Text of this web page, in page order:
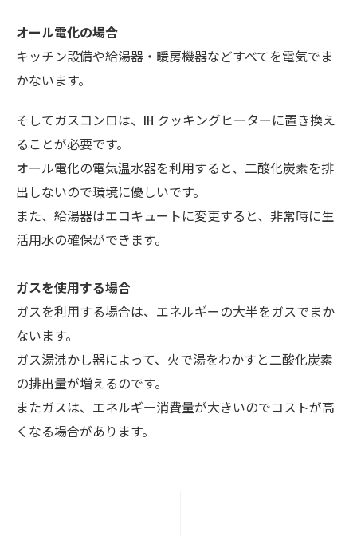
オール電化の場合
キッチン設備や給湯器・暖房機器などすべてを電気でま
かないます。
そしてガスコンロは、IH クッキングヒーターに置き換え
ることが必要です。
オール電化の電気温水器を利用すると、二酸化炭素を排
出しないので環境に優しいです。
また、給湯器はエコキュートに変更すると、非常時に生
活用水の確保ができます。
ガスを使用する場合
ガスを利用する場合は、エネルギーの大半をガスでまか
ないます。
ガス湯沸かし器によって、火で湯をわかすと二酸化炭素
の排出量が増えるのです。
またガスは、エネルギー消費量が大きいのでコストが高
くなる場合があります。